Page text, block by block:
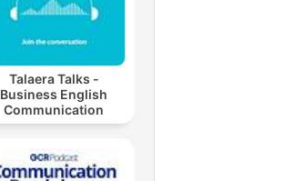
Talaera Talks -
Business English
Communication